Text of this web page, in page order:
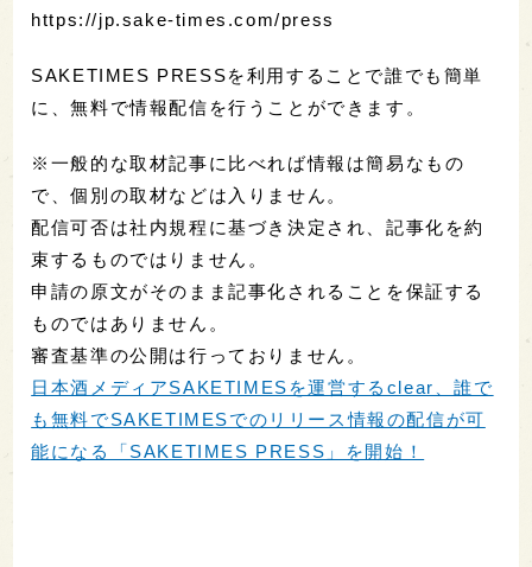
https://jp.sake-times.com/press
SAKETIMES PRESSを利用することで誰でも簡単
に、無料で情報配信を行うことができます。
※一般的な取材記事に比べれば情報は簡易なもの
で、個別の取材などは入りません。
配信可否は社内規程に基づき決定され、記事化を約
束するものではりません。
申請の原文がそのまま記事化されることを保証する
ものではありません。
審査基準の公開は行っておりません。
日本酒メディアSAKETIMESを運営するclear、誰で
も無料でSAKETIMESでのリリース情報の配信が可
能になる「SAKETIMES PRESS」を開始！